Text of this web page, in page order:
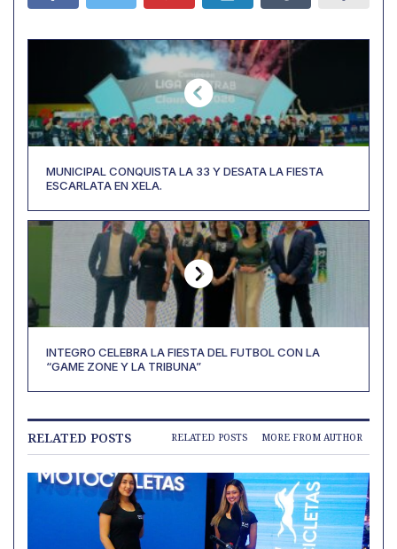
MUNICIPAL CONQUISTA LA 33 Y DESATA LA FIESTA
ESCARLATA EN XELA.
INTEGRO CELEBRA LA FIESTA DEL FUTBOL CON LA
“GAME ZONE Y LA TRIBUNA”
RELATED POSTS RELATED POSTS MORE FROM AUTHOR